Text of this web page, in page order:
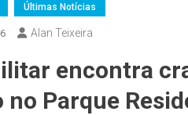
Últimas Notícias
Alan Teixeira
encontra
Parque